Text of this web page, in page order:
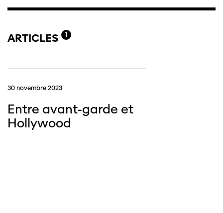
ARTICLES 1
30 novembre 2023
Entre avant-garde et
Hollywood